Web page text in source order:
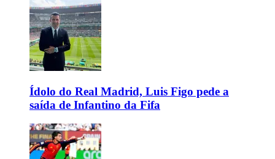
Ídolo do Real Madrid, Luis Figo pede a
saída de Infantino da Fifa